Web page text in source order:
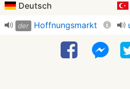
Deutsch
der Hoffnungsmarkt